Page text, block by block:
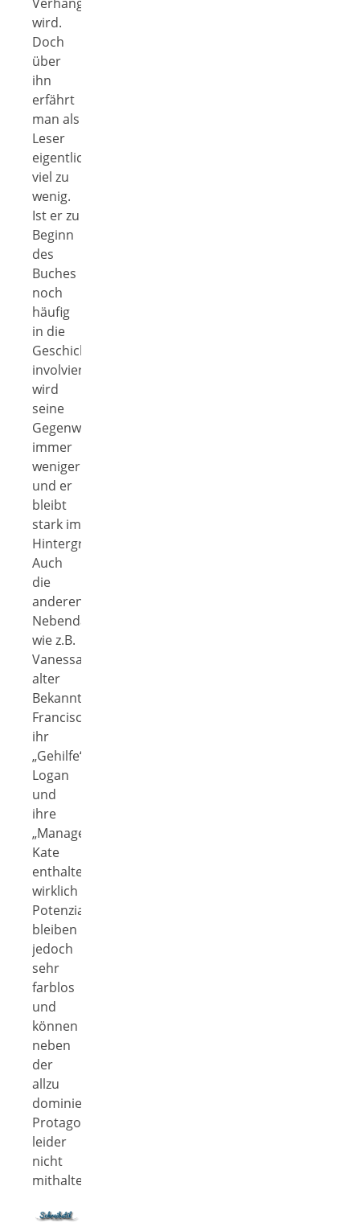
wird.
Doch
über
ihn
erfährt
man als
Leser
eigentlich
viel zu
wenig.
Ist er zu
Beginn
des
Buches
noch
häufig
in die
Geschichte
involviert,
wird
seine
Gegenwart
immer
weniger
und er
bleibt
stark im
Hintergrund.
Auch
die
anderen
Nebendarsteller,
wie z.B.
Vanessas
alter
Bekannter
Francisco,
ihr
„Gehilfe“
Logan
und
ihre
„Managerin“
Kate
enthalten
wirklich
Potenzial,
bleiben
jedoch
sehr
farblos
und
können
neben
der
allzu
dominierenden
Protagonistin
leider
nicht
mithalten.